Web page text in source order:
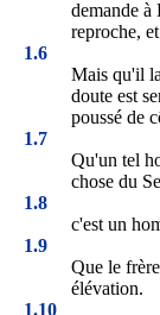
demande à
reproche,
1.6
Mais qu'il
doute est
poussé de
1.7
Qu'un tel
chose du
1.8
c'est un
1.9
Que le
élévation.
1.10